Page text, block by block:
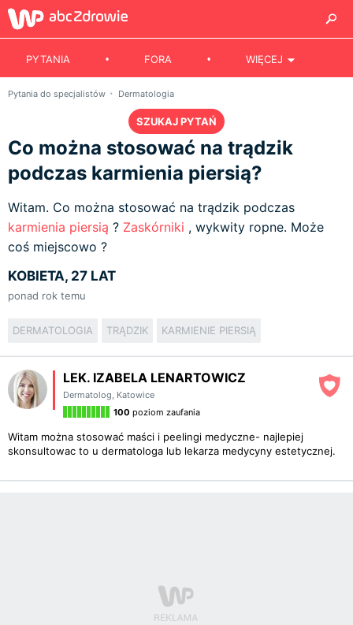
PYTANIA FORA WIĘCEJ
Pytania do specjalistów Dermatologia
SZUKAJ PYTAŃ
Co można stosować na trądzik
podczas karmienia piersią?
Witam. Co można stosować na trądzik podczas
karmienia piersią ? Zaskórniki , wykwity ropne. Może
coś miejscowo ?
KOBIETA, 27 LAT
ponad rok temu
DERMATOLOGIA TRĄDZIK KARMIENIE PIERSIĄ
LEK. IZABELA LENARTOWICZ
Dermatolog, Katowice
100 poziom zaufania
Witam można stosować maści i peelingi medyczne- najlepiej
skonsultowac to u dermatologa lub lekarza medycyny estetycznej.